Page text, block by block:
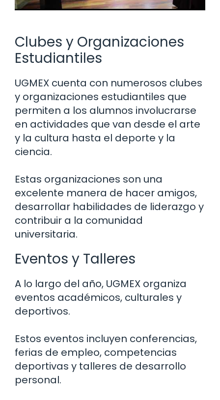
Clubes y Organizaciones
Estudiantiles
UGMEX cuenta con numerosos clubes
y organizaciones estudiantiles que
permiten a los alumnos involucrarse
en actividades que van desde el arte
y la cultura hasta el deporte y la
ciencia.
Estas organizaciones son una
excelente manera de hacer amigos,
desarrollar habilidades de liderazgo y
contribuir a la comunidad
universitaria.
Eventos y Talleres
A lo largo del año, UGMEX organiza
eventos académicos, culturales y
deportivos.
Estos eventos incluyen conferencias,
ferias de empleo, competencias
deportivas y talleres de desarrollo
personal.